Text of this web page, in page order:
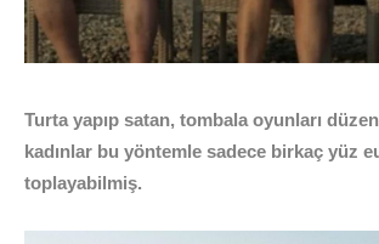
Turta yapıp satan, tombala oyunları
kadınlar bu yöntemle sadece birkaç yüz
toplayabilmiş.